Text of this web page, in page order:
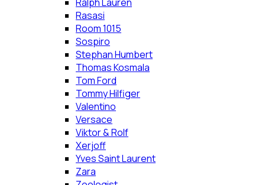
Rasasi
Room 1015
Sospiro
Stephan Humbert
Thomas Kosmala
Tom Ford
Tommy Hilfiger
Valentino
Versace
Viktor & Rolf
Xerjoff
Yves Saint Laurent
Zara